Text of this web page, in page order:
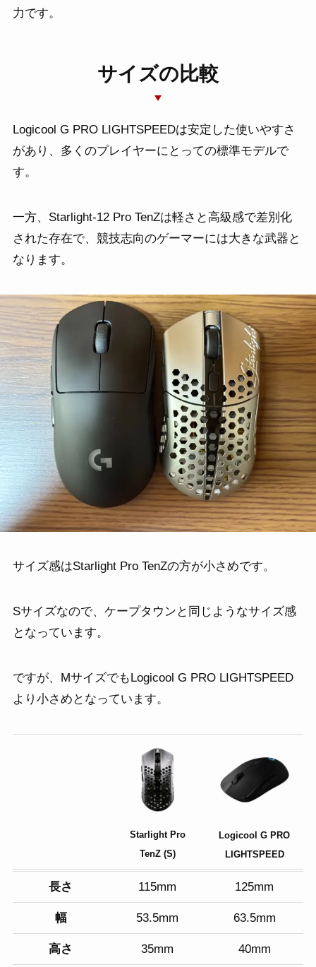
力です。
サイズの比較
Logicool G PRO LIGHTSPEEDは安定した使いやすさ
があり、多くのプレイヤーにとっての標準モデルで
す。
一方、Starlight-12 Pro TenZは軽さと高級感で差別化
された存在で、競技志向のゲーマーには大きな武器と
なります。
サイズ感はStarlight Pro TenZの方が小さめです。
Sサイズなので、ケープタウンと同じようなサイズ感
となっています。
ですが、MサイズでもLogicool G PRO LIGHTSPEED
より小さめとなっています。
Starlight Pro
TenZ (S)
Logicool G PRO
LIGHTSPEED
長さ 115mm 125mm
幅 53.5mm 63.5mm
高さ 35mm 40mm